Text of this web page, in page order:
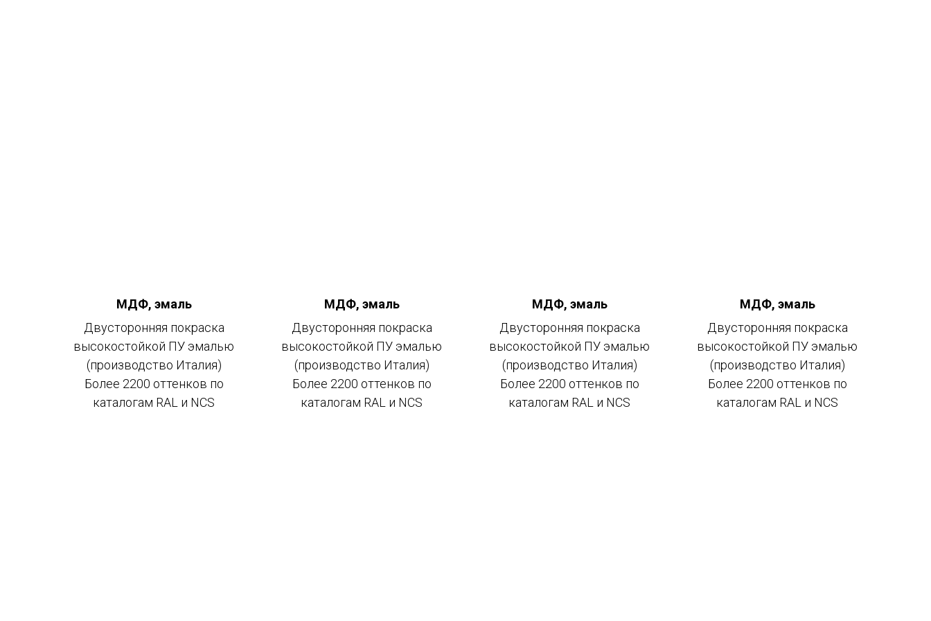
МДФ, эмаль
Двусторонняя покраска
высокостойкой ПУ эмалью
(производство Италия)
Более 2200 оттенков по
каталогам RAL и NCS
МДФ, эмаль
Двусторонняя покраска
высокостойкой ПУ эмалью
(производство Италия)
Более 2200 оттенков по
каталогам RAL и NCS
МДФ, эмаль
Двусторонняя покраска
высокостойкой ПУ эмалью
(производство Италия)
Более 2200 оттенков по
каталогам RAL и NCS
МДФ, эмаль
Двусторонняя покраска
высокостойкой ПУ эмалью
(производство Италия)
Более 2200 оттенков по
каталогам RAL и NCS